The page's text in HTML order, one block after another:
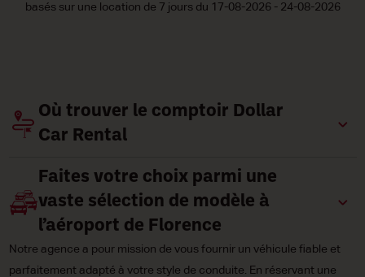
basés sur une location de 7 jours du 17-08-2026 - 24-08-2026
Où trouver le comptoir Dollar
Car Rental
Faites votre choix parmi une
vaste sélection de modèle à
l’aéroport de Florence
Notre agence a pour mission de vous fournir un véhicule fiable et
parfaitement adapté à votre style de conduite. En réservant une